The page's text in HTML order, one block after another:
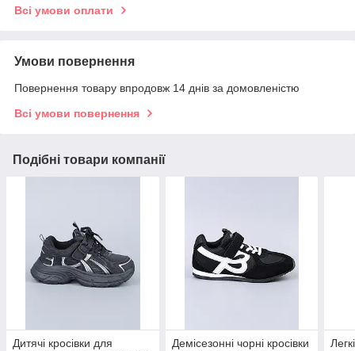
Всі умови оплати
Умови повернення
Повернення товару впродовж 14 днів за домовленістю
Всі умови повернення
Подібні товари компанії
Дитячі кросівки для
Демісезонні чорні кросівки